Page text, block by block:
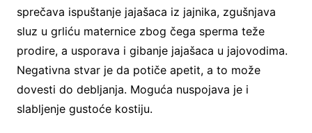
sprečava ispuštanje jajašaca iz jajnika, zgušnjava
sluz u grliću maternice zbog čega sperma teže
prodire, a usporava i gibanje jajašaca u jajovodima.
Negativna stvar je da potiče apetit, a to može
dovesti do debljanja. Moguća nuspojava je i
slabljenje gustoće kostiju.